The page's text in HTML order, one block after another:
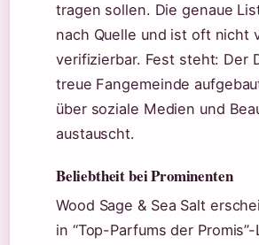
tragen sollen. Die genaue
nach Quelle und ist oft nicht
verifizierbar. Fest steht: Der
treue Fangemeinde
über soziale Medien und
austauscht.
Beliebtheit bei Prominenten
Wood Sage & Sea Salt
in “Top-Parfums der